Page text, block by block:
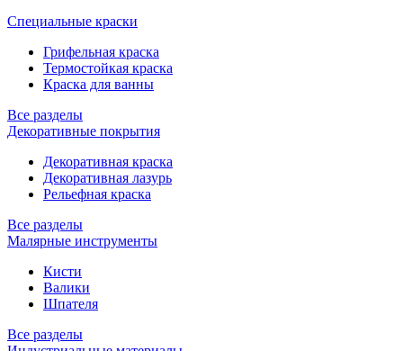
Специальные краски
Грифельная краска
Термостойкая краска
Краска для ванны
Все разделы
Декоративные покрытия
Декоративная краска
Декоративная лазурь
Рельефная краска
Все разделы
Малярные инструменты
Кисти
Валики
Шпателя
Все разделы